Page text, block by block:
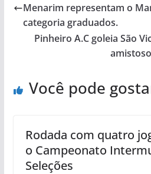
Menarim representam o
categoria graduados.
Pinheiro A.C goleia São
Você pode
Rodada com quatro
o Campeonato
Seleções